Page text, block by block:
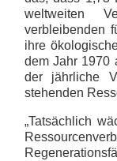
weltweiten
verbleibenden
ihre
dem Jahr 1970
der jährliche
stehenden
„Tatsächlich